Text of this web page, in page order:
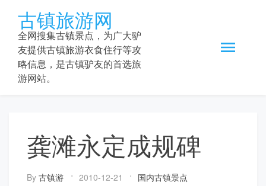
content
古镇旅游网
全网搜集古镇景点，为广大驴
友提供古镇旅游衣食住行等攻
略信息，是古镇驴友的首选旅
游网站。
龚滩永定成规碑
By 古镇游 2010-12-21 国内古镇景点